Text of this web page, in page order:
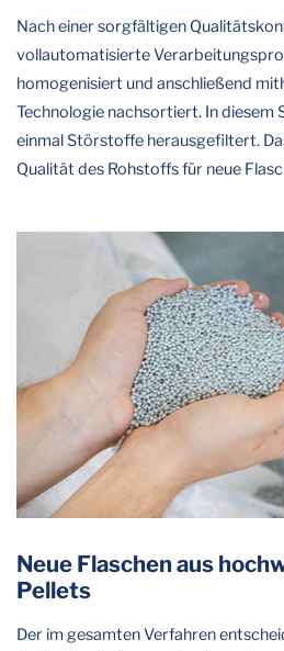
Nach einer sorgfältigen
vollautomatisierte
homogenisiert und anschließend
Technologie nachsortiert. In diesem
einmal Störstoffe herausgefiltert.
Qualität des Rohstoffs für neue
Neue Flaschen aus
Pellets
Der im gesamten Verfahren